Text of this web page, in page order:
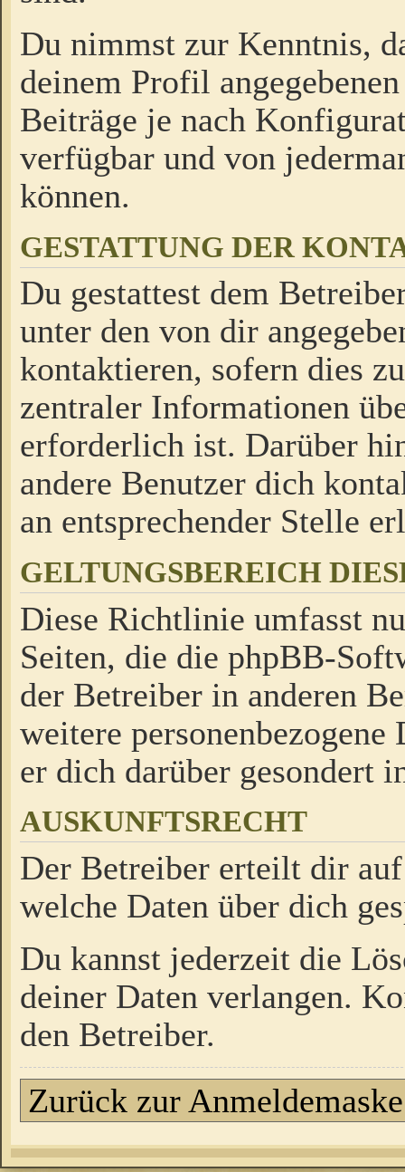
Du nimmst zur Kenntnis,
deinem Profil
Beiträge je nach
verfügbar und von
können.
GESTATTUNG DER
Du gestattest dem
unter den von dir
kontaktieren, sofern dies
zentraler Informationen
erforderlich ist. Darüber
andere Benutzer dich
an entsprechender Stelle
GELTUNGSBEREICH
Diese Richtlinie umfasst
Seiten, die die phpBB-
der Betreiber in anderen
weitere
er dich darüber gesondert
AUSKUNFTSRECHT
Der Betreiber erteilt dir
welche Daten über dich
Du kannst jederzeit die
deiner Daten verlangen.
den Betreiber.
Zurück zur Anmeldemaske